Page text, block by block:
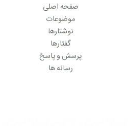
صفحه اصلی
موضوعات
نوشتارها
گفتارها
پرسش و پاسخ
رسانه ها